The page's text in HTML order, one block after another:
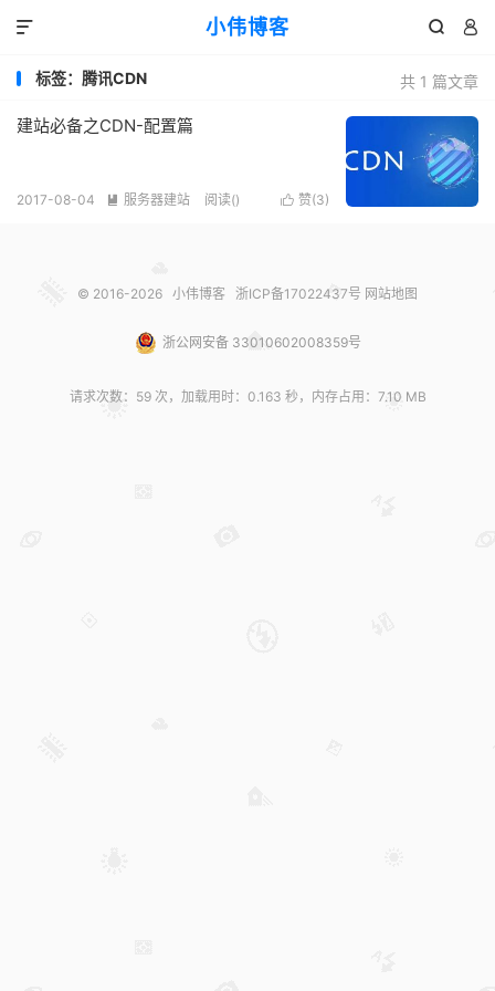
小伟博客  

共 1 篇文章
标签：腾讯CDN
建站必备之CDN-配置篇
 赞(3)
2017-08-04  服务器建站 阅读()
© 2016-2026 小伟博客 浙ICP备17022437号 网站地图
浙公网安备 33010602008359号
请求次数：59 次，加载用时：0.163 秒，内存占用：7.10 MB